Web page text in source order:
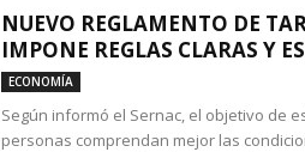
NUEVO REGLAMENTO DE
IMPONE REGLAS CLARAS Y
ECONOMÍA
Según informó el Sernac, el objetivo de
personas comprendan mejor las